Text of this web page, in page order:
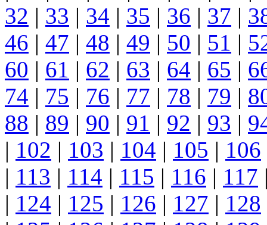
32 | 33 | 34 | 35 | 36 | 37 |
46 | 47 | 48 | 49 | 50 | 51 |
60 | 61 | 62 | 63 | 64 | 65 |
74 | 75 | 76 | 77 | 78 | 79 |
88 | 89 | 90 | 91 | 92 | 93 |
| 102 | 103 | 104 | 105 | 106
| 113 | 114 | 115 | 116 | 117
| 124 | 125 | 126 | 127 | 128